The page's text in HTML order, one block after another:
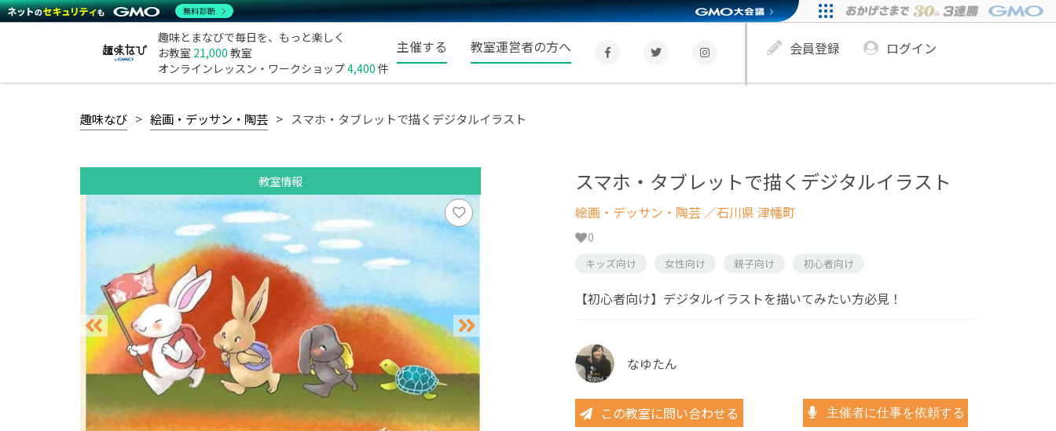
趣味とまなびで毎日を、もっと楽しく
お教室 21,000 教室
オンラインレッスン・ワークショップ4,400 件
主催する 教室運営者の方へ 会員登録 ログイン
趣味なび 絵画・デッサン・陶芸 スマホ・タブレットで描くデジタルイラスト
教室情報 スマホ・タブレットで描くデジタルイラスト
絵画・デッサン・陶芸 ／石川県 津幡町
0
キッズ向け 女性向け 親子向け 初心者向け
【初心者向け】デジタルイラストを描いてみたい方必見！
なゆたん
この教室に問い合わせる 主催者に仕事を依頼する
無料診断